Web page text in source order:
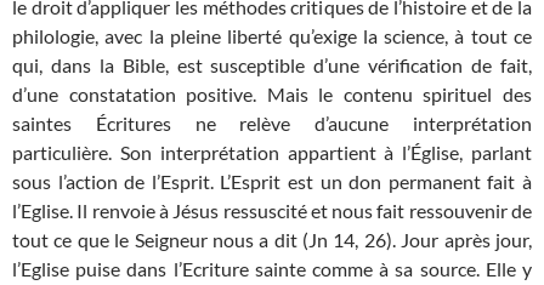
le droit d’appliquer les méthodes critiques de l’histoire et de la
philologie, avec la pleine liberté qu’exige la science, à tout ce
qui, dans la Bible, est susceptible d’une vérification de fait,
d’une constatation positive. Mais le contenu spirituel des
saintes Écritures ne relève d’aucune interprétation
particulière. Son interprétation appartient à l’Église, parlant
sous l’action de l’Esprit. L’Esprit est un don permanent fait à
l’Eglise. Il renvoie à Jésus ressuscité et nous fait ressouvenir de
tout ce que le Seigneur nous a dit (Jn 14, 26). Jour après jour,
l’Eglise puise dans l’Ecriture sainte comme à sa source. Elle y